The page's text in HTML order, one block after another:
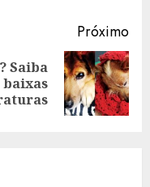
Próximo
Saiba
baixas